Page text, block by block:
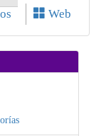
Web